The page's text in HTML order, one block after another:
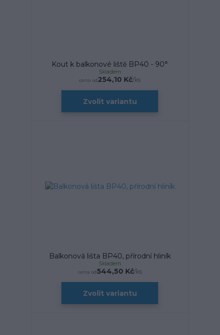
Kout k balkonové liště BP40 - 90°
cena od254,10 Kč/ks
Skladem
Zvolit variantu
Balkonová lišta BP40, přírodní hliník
cena od544,50 Kč/ks
Skladem
Zvolit variantu